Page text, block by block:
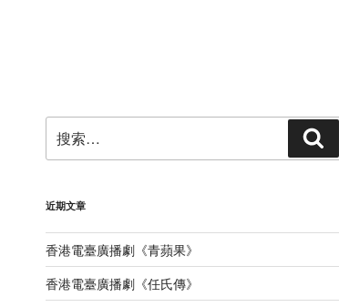
索：
索
近期文章
香港電臺廣播劇《青蘋果》
香港電臺廣播劇《任氏傳》